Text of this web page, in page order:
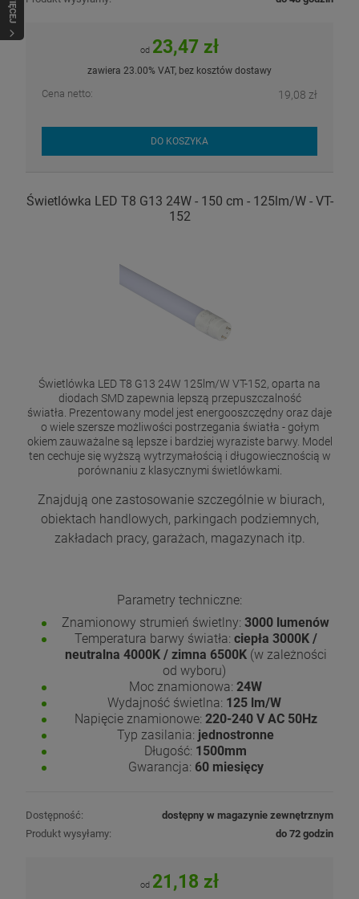
WIĘCEJ
od 23,47 zł
zawiera 23.00% VAT, bez kosztów dostawy
Cena netto: 19,08 zł
DO KOSZYKA
Świetlówka LED T8 G13 24W - 150 cm - 125lm/W - VT-
152
Świetlówka LED T8 G13 24W 125lm/W VT-152, oparta na
diodach SMD zapewnia lepszą przepuszczalność
światła. Prezentowany model jest energooszczędny oraz daje
o wiele szersze możliwości postrzegania światła - gołym
okiem zauważalne są lepsze i bardziej wyraziste barwy. Model
ten cechuje się wyższą wytrzymałością i długowiecznością w
porównaniu z klasycznymi świetlówkami.
Znajdują one zastosowanie szczególnie w biurach,
obiektach handlowych, parkingach podziemnych,
zakładach pracy, garażach, magazynach itp.
Parametry techniczne:
Znamionowy strumień świetlny: 3000 lumenów
Temperatura barwy światła: ciepła 3000K /
neutralna 4000K / zimna 6500K (w zależności
od wyboru)
Moc znamionowa: 24W
Wydajność świetlna: 125 lm/W
Napięcie znamionowe: 220-240 V AC 50Hz
Typ zasilania: jednostronne
Długość: 1500mm
Gwarancja: 60 miesięcy
Dostępność:
dostępny w magazynie zewnętrznym
Produkt wysyłamy:
do 72 godzin
od 21,18 zł